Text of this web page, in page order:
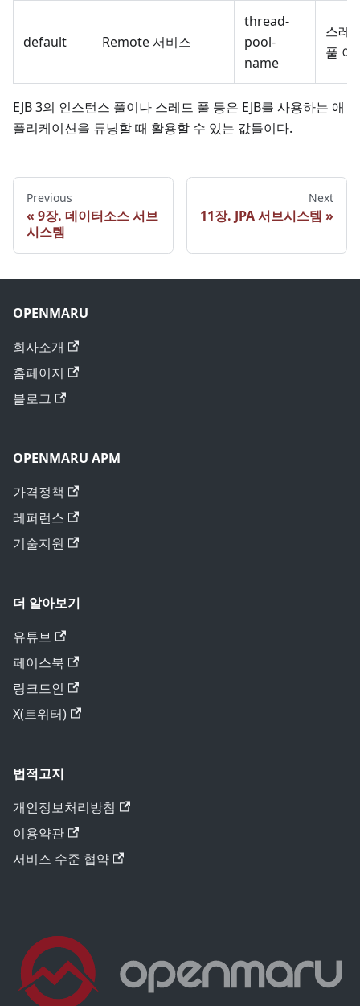
default Remote 서비스
thread-
pool-
name
스레
풀 이
EJB 3의 인스턴스 풀이나 스레드 풀 등은 EJB를 사용하는 애
플리케이션을 튜닝할 때 활용할 수 있는 값들이다.
Previous
9장. 데이터소스 서브
시스템
Next
11장. JPA 서브시스템
OPENMARU
회사소개
홈페이지
블로그
OPENMARU APM
가격정책
레퍼런스
기술지원
더 알아보기
유튜브
페이스북
링크드인
X(트위터)
법적고지
개인정보처리방침
이용약관
서비스 수준 협약